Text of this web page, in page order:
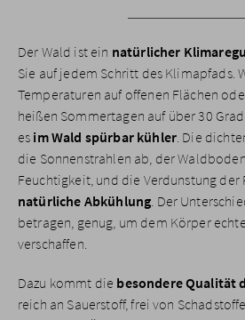
Der Wald ist ein natürlicher
Sie auf jedem Schritt des Klimapfads.
Temperaturen auf offenen Flächen
heißen Sommertagen auf über 30
es im Wald spürbar kühler. Die
die Sonnenstrahlen ab, der
Feuchtigkeit, und die Verdunstung der
natürliche Abkühlung. Der
betragen, genug, um dem Körper
verschaffen.
Dazu kommt die besondere Qualität
reich an Sauerstoff, frei von